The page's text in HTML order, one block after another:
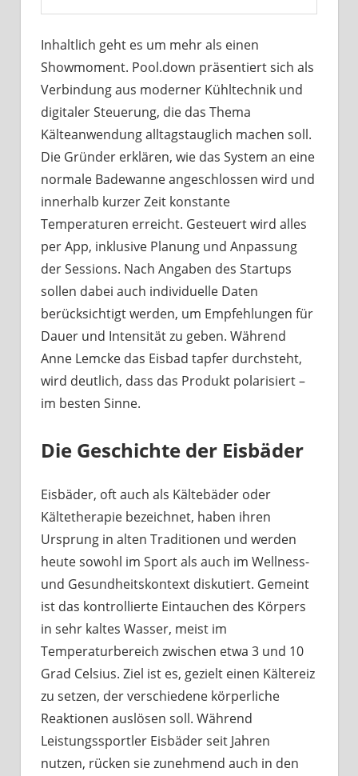
Inhaltlich geht es um mehr als einen
Showmoment. Pool.down präsentiert sich als
Verbindung aus moderner Kühltechnik und
digitaler Steuerung, die das Thema
Kälteanwendung alltagstauglich machen soll.
Die Gründer erklären, wie das System an eine
normale Badewanne angeschlossen wird und
innerhalb kurzer Zeit konstante
Temperaturen erreicht. Gesteuert wird alles
per App, inklusive Planung und Anpassung
der Sessions. Nach Angaben des Startups
sollen dabei auch individuelle Daten
berücksichtigt werden, um Empfehlungen für
Dauer und Intensität zu geben. Während
Anne Lemcke das Eisbad tapfer durchsteht,
wird deutlich, dass das Produkt polarisiert –
im besten Sinne.
Die Geschichte der Eisbäder
Eisbäder, oft auch als Kältebäder oder
Kältetherapie bezeichnet, haben ihren
Ursprung in alten Traditionen und werden
heute sowohl im Sport als auch im Wellness-
und Gesundheitskontext diskutiert. Gemeint
ist das kontrollierte Eintauchen des Körpers
in sehr kaltes Wasser, meist im
Temperaturbereich zwischen etwa 3 und 10
Grad Celsius. Ziel ist es, gezielt einen Kältereiz
zu setzen, der verschiedene körperliche
Reaktionen auslösen soll. Während
Leistungssportler Eisbäder seit Jahren
nutzen, rücken sie zunehmend auch in den